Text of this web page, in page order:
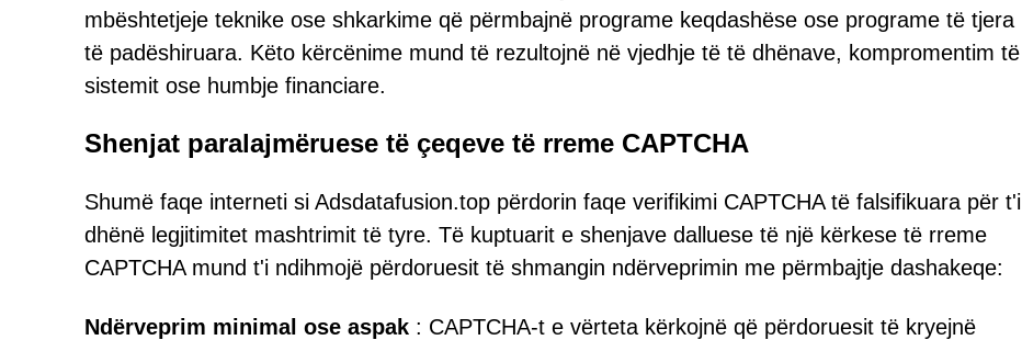
mbështetjeje teknike ose shkarkime që përmbajnë programe keqdashëse ose programe të tjera
të padëshiruara. Këto kërcënime mund të rezultojnë në vjedhje të të dhënave, kompromentim të
sistemit ose humbje financiare.
Shenjat paralajmëruese të çeqeve të rreme CAPTCHA
Shumë faqe interneti si Adsdatafusion.top përdorin faqe verifikimi CAPTCHA të falsifikuara për t'i
dhënë legjitimitet mashtrimit të tyre. Të kuptuarit e shenjave dalluese të një kërkese të rreme
CAPTCHA mund t'i ndihmojë përdoruesit të shmangin ndërveprimin me përmbajtje dashakeqe:
Ndërveprim minimal ose aspak : CAPTCHA-t e vërteta kërkojnë që përdoruesit të kryejnë